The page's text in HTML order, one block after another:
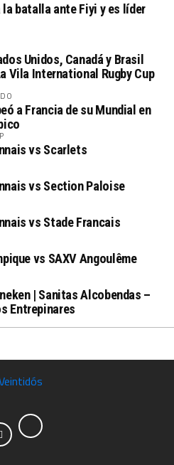
la batalla ante Fiyi y es líder
Unidos, Canadá y Brasil
Vila International Rugby Cup
a Francia de su Mundial en
vs Scarlets
vs Section Paloise
vs Stade Francais
vs SAXV Angoulême
| Sanitas Alcobendas –
Entrepinares